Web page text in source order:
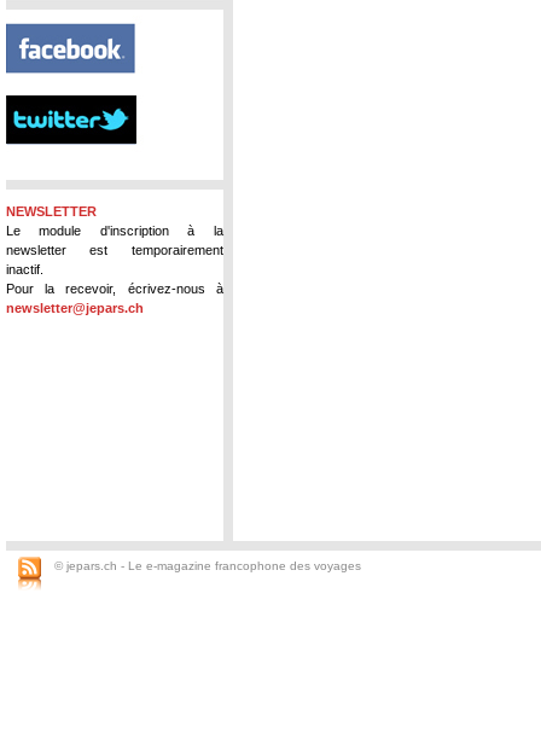
NEWSLETTER
Le module d'inscription à la
newsletter est temporairement
inactif.
Pour la recevoir, écrivez-nous à
newsletter@jepars.ch
© jepars.ch - Le e-magazine francophone des voyages